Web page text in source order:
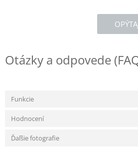
Otázky a odpovede
Funkcie
Hodnocení
Ďaľšie fotografie